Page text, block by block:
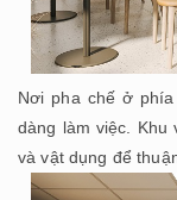
Nơi pha chế ở
dàng làm việc. Khu
và vật dụng để